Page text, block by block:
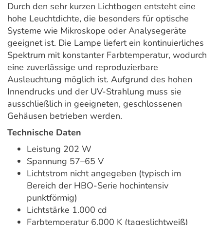
Durch den sehr kurzen Lichtbogen entsteht eine
hohe Leuchtdichte, die besonders für optische
Systeme wie Mikroskope oder Analysegeräte
geeignet ist. Die Lampe liefert ein kontinuierliches
Spektrum mit konstanter Farbtemperatur, wodurch
eine zuverlässige und reproduzierbare
Ausleuchtung möglich ist. Aufgrund des hohen
Innendrucks und der UV-Strahlung muss sie
ausschließlich in geeigneten, geschlossenen
Gehäusen betrieben werden.
Technische Daten
Leistung 202 W
Spannung 57–65 V
Lichtstrom nicht angegeben (typisch im
Bereich der HBO-Serie hochintensiv
punktförmig)
Lichtstärke 1.000 cd
Farbtemperatur 6.000 K (tageslichtweiß)